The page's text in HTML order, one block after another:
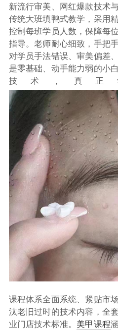
新流行审美、网红爆款技术
传统大班填鸭式教学，采用
控制每班学员人数，保障每
指导。老师耐心细致，手把
对学员手法错误、审美偏差
是零基础、动手能力弱的小
技术，真正
课程体系全面系统、紧贴市
汰老旧过时的技术内容，全
业门店技术标准。 美甲课程